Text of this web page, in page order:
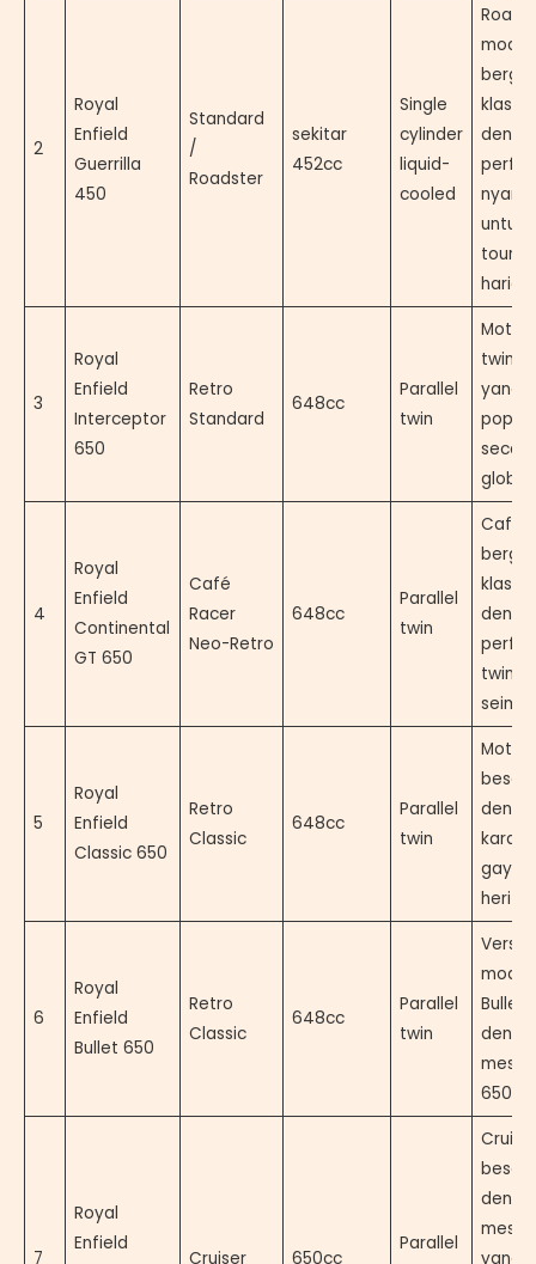
2
Royal
Enfield
Guerrilla
450
Standard
/
Roadster
sekitar
452cc
Single
cylinder
liquid-
cooled
klasik
untuk
harian.
3
Royal
Enfield
Interceptor
650
Retro
Standard
648cc
Parallel
twin
Motor
twin
yang
secara
global.
4
Royal
Enfield
Continental
GT 650
Café
Racer
Neo-Retro
648cc
Parallel
twin
Café
klasik
twin
5
Royal
Enfield
Classic 650
Retro
Classic
648cc
Parallel
twin
Motor
besar
gaya
6
Royal
Enfield
Bullet 650
Retro
Classic
648cc
Parallel
twin
Versi
Bullet
mesin
650cc.
7
Royal
Enfield
Cruiser 650cc
Parallel
besar
mesin
yang